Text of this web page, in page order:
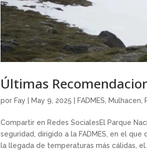
Últimas
por Fay May 9, 2025 FADMES Mulhacen
Compartir en Redes SocialesEl Parque
seguridad, dirigido a la FADMES, en el
la llegada de temperaturas más cálidas, el...